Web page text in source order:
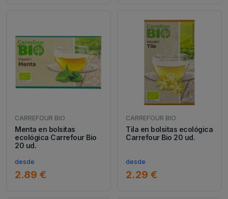
CARREFOUR BIO
Menta en bolsitas
ecológica Carrefour Bio
20 ud.
desde
2.89 €
CARREFOUR BIO
Tila en bolsitas ecológica
Carrefour Bio 20 ud.
desde
2.29 €